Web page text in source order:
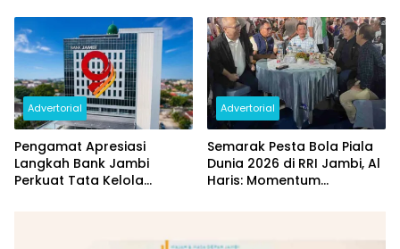
Rp144 Miliar
Advertorial
Pengamat Apresiasi
Langkah Bank Jambi
Perkuat Tata Kelola
Advertorial
Semarak Pesta Bola Piala
Dunia 2026 di RRI Jambi, Al
Haris: Momentum